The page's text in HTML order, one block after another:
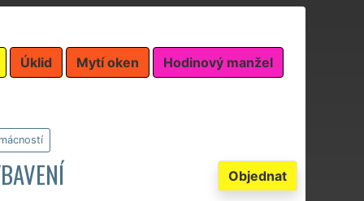
Úklid Mytí oken Hodinový manžel
Objednat